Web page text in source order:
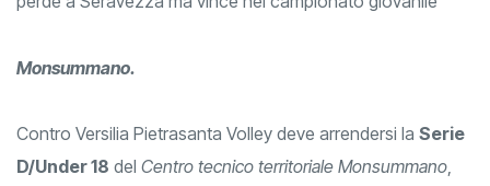
Monsummano.
Contro Versilia Pietrasanta Volley deve arrendersi la Serie
D/Under 18 del Centro tecnico territoriale Monsummano